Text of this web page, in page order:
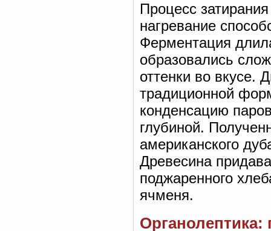
Процесс
нагревание
Ферментация
образовались
оттенки во вкусе.
традиционной
конденсацию
глубиной.
американского
Древесина
поджаренного
ячменя.
Органолептика: